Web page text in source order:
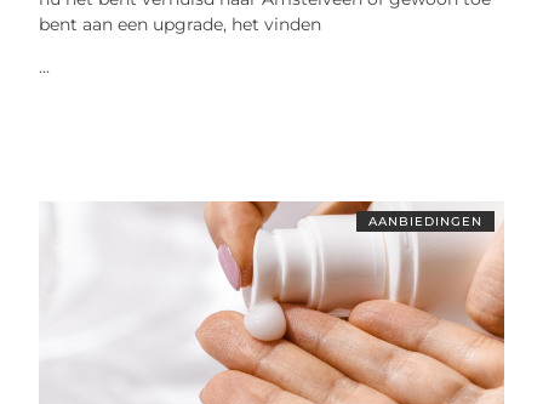
bent aan een upgrade, het vinden
...
AANBIEDINGEN